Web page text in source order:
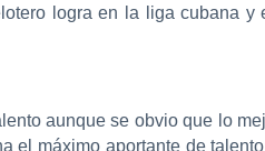
logra en la liga cubana y
aunque se obvio que lo
el máximo aportante de